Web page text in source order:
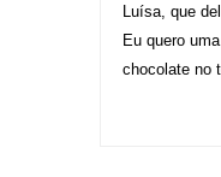
Luísa, que
Eu quero
chocolate no